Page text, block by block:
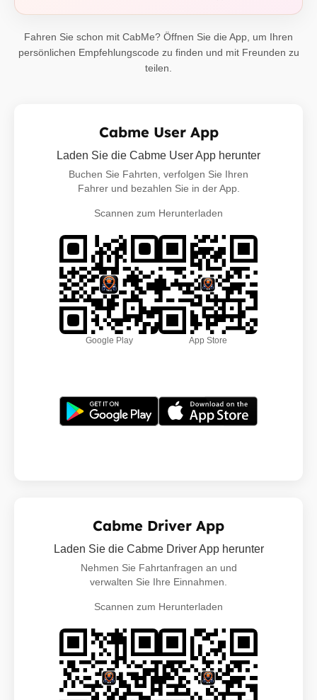
Fahren Sie schon mit CabMe? Öffnen Sie die App, um Ihren
persönlichen Empfehlungscode zu finden und mit Freunden zu
teilen.
Cabme User App
Laden Sie die Cabme User App herunter
Buchen Sie Fahrten, verfolgen Sie Ihren
Fahrer und bezahlen Sie in der App.
Scannen zum Herunterladen
Google Play App Store
Cabme Driver App
Laden Sie die Cabme Driver App herunter
Nehmen Sie Fahrtanfragen an und
verwalten Sie Ihre Einnahmen.
Scannen zum Herunterladen